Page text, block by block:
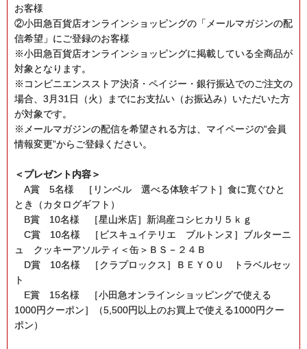
お客様
②小田急百貨店オンラインショッピングの「メールマガジンの配
信希望」にご登録のお客様
※小田急百貨店オンラインショッピングに掲載している全商品が
対象となります。
※コンビニエンスストア決済・ペイジー・銀行振込でのご注文の
場合、3月31日（火）までにお支払い（お振込み）いただいた方
が対象です。
※メールマガジンの配信を希望される方は、マイページの“会員
情報変更”からご登録ください。
＜プレゼント内容＞
A賞 5名様 ［リンベル 選べる体験ギフト］食に寛ぐひと
とき（カタログギフト）
B賞 10名様 ［星山米店］新潟産コシヒカリ５ｋｇ
C賞 10名様 ［ビスキュイテリエ ブルトンヌ］ブルターニ
ュ クッキーアソルティ＜缶＞ＢＳ－２４Ｂ
D賞 10名様 ［クラプロックス］ＢＥＹＯＵ トラベルセッ
ト
E賞 15名様 ［小田急オンラインショッピングで使える
1000円クーポン］（5,500円以上のお買上で使える1000円クー
ポン）